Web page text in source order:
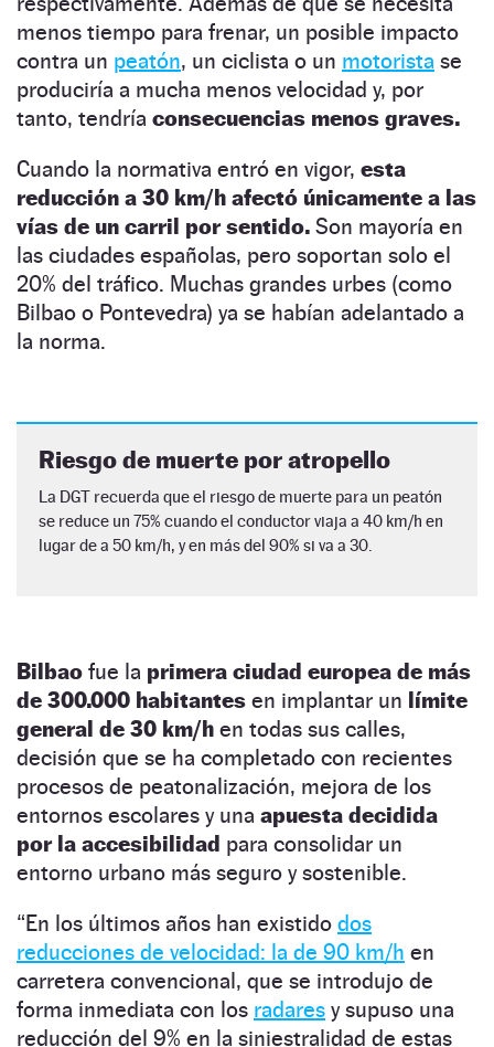
menos tiempo para frenar, un posible impacto
contra un peatón, un ciclista o un motorista se
produciría a mucha menos velocidad y, por
tanto, tendría consecuencias menos graves.
Cuando la normativa entró en vigor, esta
reducción a 30 km/h afectó únicamente a las
vías de un carril por sentido. Son mayoría en
las ciudades españolas, pero soportan solo el
20% del tráfico. Muchas grandes urbes (como
Bilbao o Pontevedra) ya se habían adelantado a
la norma.
Riesgo de muerte por atropello
La DGT recuerda que el riesgo de muerte para un peatón
se reduce un 75% cuando el conductor viaja a 40 km/h en
lugar de a 50 km/h, y en más del 90% si va a 30.
Bilbao fue la primera ciudad europea de más
de 300.000 habitantes en implantar un límite
general de 30 km/h en todas sus calles,
decisión que se ha completado con recientes
procesos de peatonalización, mejora de los
entornos escolares y una apuesta decidida
por la accesibilidad para consolidar un
entorno urbano más seguro y sostenible.
“En los últimos años han existido dos
reducciones de velocidad: la de 90 km/h en
carretera convencional, que se introdujo de
forma inmediata con los radares y supuso una
reducción del 9% en la siniestralidad de estas